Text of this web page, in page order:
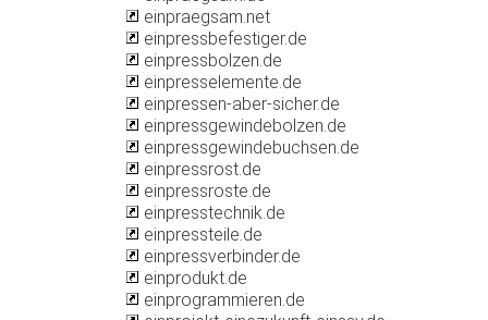
einpraegsam.net
einpressbefestiger.de
einpressbolzen.de
einpresselemente.de
einpressen-aber-sicher.de
einpressgewindebolzen.de
einpressgewindebuchsen.de
einpressrost.de
einpressroste.de
einpresstechnik.de
einpressteile.de
einpressverbinder.de
einprodukt.de
einprogrammieren.de